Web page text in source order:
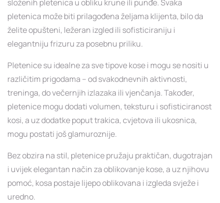
složenih pletenica u obliku krune ili punđe. Svaka
pletenica može biti prilagođena željama klijenta, bilo da
želite opušteni, ležeran izgled ili sofisticiraniju i
elegantniju frizuru za posebnu priliku.
Pletenice su idealne za sve tipove kose i mogu se nositi u
različitim prigodama – od svakodnevnih aktivnosti,
treninga, do večernjih izlazaka ili vjenčanja. Također,
pletenice mogu dodati volumen, teksturu i sofisticiranost
kosi, a uz dodatke poput trakica, cvjetova ili ukosnica,
mogu postati još glamuroznije.
Bez obzira na stil, pletenice pružaju praktičan, dugotrajan
i uvijek elegantan način za oblikovanje kose, a uz njihovu
pomoć, kosa postaje lijepo oblikovana i izgleda svježe i
uredno.